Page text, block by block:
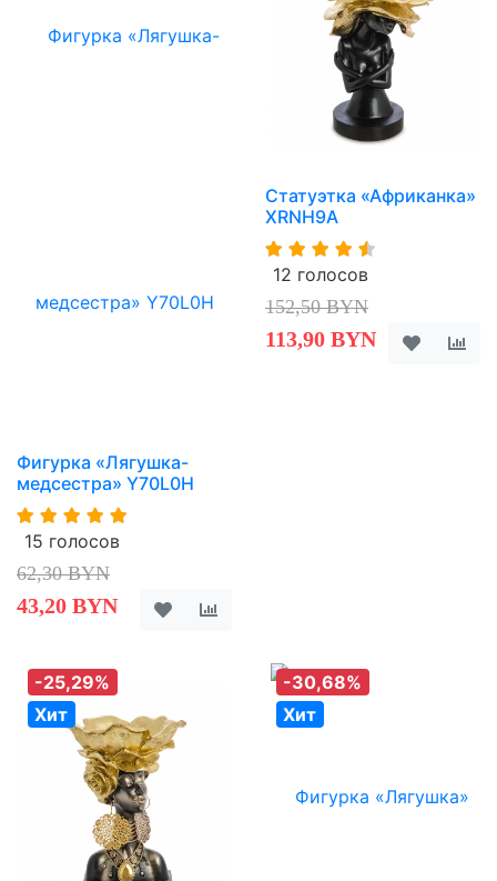
Фигурка «Лягушка-
медсестра» Y70L0H
15 голосов
62,30 BYN
43,20 BYN
Статуэтка «Африканка»
XRNH9A
12 голосов
152,50 BYN
113,90 BYN
-25,29%
Хит
-30,68%
Хит